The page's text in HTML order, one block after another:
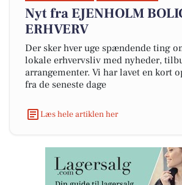
Nyt fra EJENHOLM
ERHVERV
Der sker hver uge spændende ting
lokale erhvervsliv med nyheder,
arrangementer. Vi har lavet en kort
fra de seneste dage
Læs hele artiklen her